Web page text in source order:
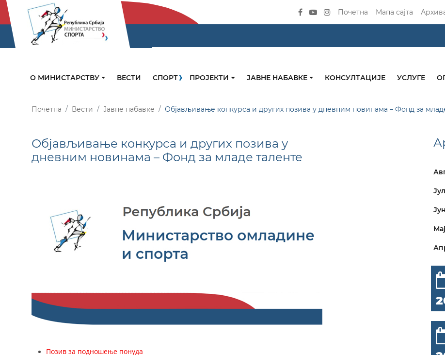
Почетна Мапа сајта
О МИНИСТАРСТВУ ВЕСТИ СПОРТ ПРОЈЕКТИ ЈАВНЕ НАБАВКЕ КОНСУЛТАЦИЈЕ УСЛУГЕ
Почетна Вести Јавне набавке Објављивање конкурса и других позива у дневним новинама – Фонд за
Објављивање конкурса и других позива у
дневним новинама – Фонд за младе таленте
Позив за подношење понуда